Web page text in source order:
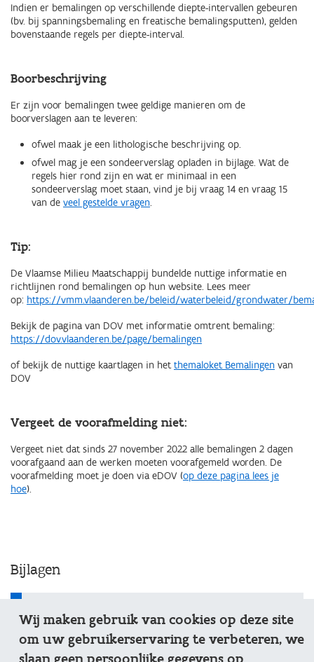
Indien er bemalingen op verschillende diepte-intervallen gebeuren
(bv. bij spanningsbemaling en freatische bemalingsputten), gelden
bovenstaande regels per diepte-interval.
Boorbeschrijving
Er zijn voor bemalingen twee geldige manieren om de
boorverslagen aan te leveren:
ofwel maak je een lithologische beschrijving op.
ofwel mag je een sondeerverslag opladen in bijlage. Wat de
regels hier rond zijn en wat er minimaal in een
sondeerverslag moet staan, vind je bij vraag 14 en vraag 15
van de veel gestelde vragen.
Tip:
De Vlaamse Milieu Maatschappij bundelde nuttige informatie en
richtlijnen rond bemalingen op hun website. Lees meer
op: https://vmm.vlaanderen.be/beleid/waterbeleid/grondwater/
Bekijk de pagina van DOV met informatie omtrent bemaling:
https://dov.vlaanderen.be/page/bemalingen
of bekijk de nuttige kaartlagen in hetthemaloket Bemalingen van
DOV
Vergeet de voorafmelding niet:
Vergeet niet dat sinds 27 november 2022 alle bemalingen 2 dagen
voorafgaand aan de werken moeten voorafgemeld worden. De
voorafmelding moet je doen via eDOV (op deze pagina lees je
hoe).
Bijlagen
Excel-formulier bemaling: detail-info + debietmeter
Wij maken gebruik van cookies op deze site
om uw gebruikerservaring te verbeteren, we